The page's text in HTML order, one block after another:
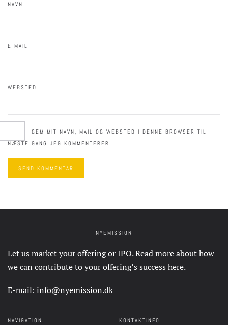
NAVN
E-MAIL
WEBSTED
GEM MIT NAVN, MAIL OG WEBSTED I DENNE BROWSER TIL
NÆSTE GANG JEG KOMMENTERER.
SEND KOMMENTAR
NYEMISSION
Let us market your offering or IPO. Read more about how
we can contribute to your offering’s success here.
E-mail: info@nyemission.dk
NAVIGATION KONTAKTINFO